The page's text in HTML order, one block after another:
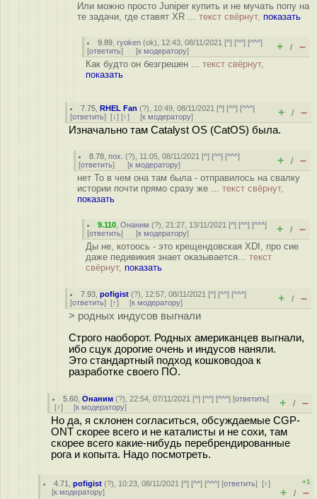
Или можно просто Juniper купить и не мучать попу на
те задачи, где ставят XR ... текст свёрнут, показать
9.89 ,ryoken (ok), 12:43, 08/11/2021 [^] [^^] [^^^]
[ответить] [к модератору] + / –
Как будто он безгрешен ... текст свёрнут,
показать
7.75 ,RHEL Fan (?), 10:49, 08/11/2021 [^] [^^] [^^^]
[ответить] [↓] [↑] [к модератору] + / –
Изначально там Catalyst OS (CatOS) была.
8.78 ,пох. (?), 11:05, 08/11/2021 [^] [^^] [^^^]
[ответить] [к модератору] + / –
нет То в чем она там была - отправилось на свалку
истории почти прямо сразу же ... текст свёрнут,
показать
9.110 ,Онаним (?), 21:27, 13/11/2021 [^] [^^] [^^^]
[ответить] [к модератору] + / –
Ды не, котоось - это крещендовская XDI, про сие
даже педивикия знает оказывается... текст
свёрнут, показать
7.93 ,pofigist (?), 12:57, 08/11/2021 [^] [^^] [^^^]
[ответить] [↑] [к модератору] + / –
> родных индусов выгнали
Строго наоборот. Родных американцев выгнали,
ибо сцук дорогие очень и индусов наняли.
Это стандартный подход кошководоа к
разработке своего ПО.
5.60 ,Онаним (?), 22:54, 07/11/2021 [^] [^^] [^^^] [ответить]
[↑] [к модератору] + / –
Но да, я склонен согласиться, обсуждаемые CGP-
ONT скорее всего и не каталисты и не сохи, там
скорее всего какие-нибудь перебрендированные
рога и копыта. Надо посмотреть.
4.71 ,pofigist (?), 10:23, 08/11/2021 [^] [^^] [^^^] [ответить][↑]
[к модератору]
+1
+ / –